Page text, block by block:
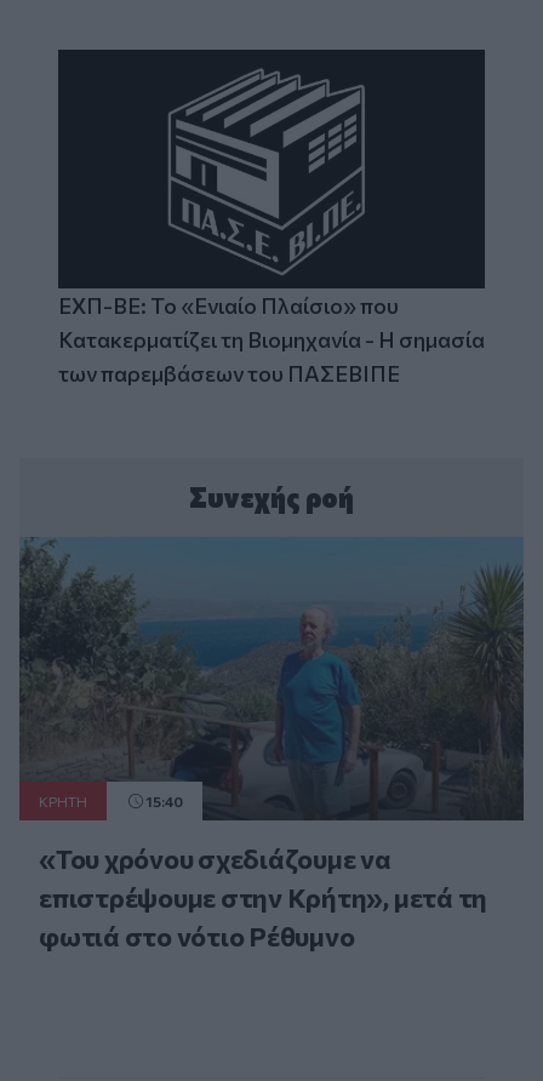
ΕΧΠ-ΒΕ: Το «Ενιαίο Πλαίσιο» που
Κατακερματίζει τη Βιομηχανία - Η σημασία
των παρεμβάσεων του ΠΑΣΕΒΙΠΕ
Συνεχής ροή
ΚΡΗΤΗ 15:40
«Του χρόνου σχεδιάζουμε να
επιστρέψουμε στην Κρήτη», μετά τη
φωτιά στο νότιο Ρέθυμνο